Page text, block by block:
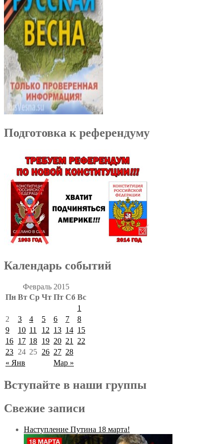
Подготовка к референдуму
Календарь событий
Февраль 2015
Пн Вт Ср Чт Пт Сб Вс
« Янв Мар »
1
2
3 4 5 6 7
8
9
10 11 12 13 14 15
16 17 18 19 20 21
22
23 24 25 26 27 28
Вступайте в наши группы
Свежие записи
Наступление Путина 18 марта!